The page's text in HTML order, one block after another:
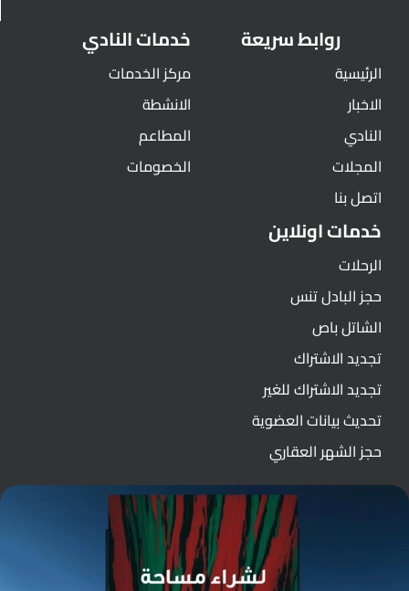
روابط سريعة
الرئيسية
الاخبار
النادي
المجلات
اتصل بنا
خدمات النادي
مركز الخدمات
الانشطة
المطاعم
الخصومات
خدمات اونلاين
الرحلات
حجز البادل تنس
الشاتل باص
تجديد الاشتراك
تجديد الاشتراك للغير
تحديث بيانات العضوية
حجز الشهر العقاري